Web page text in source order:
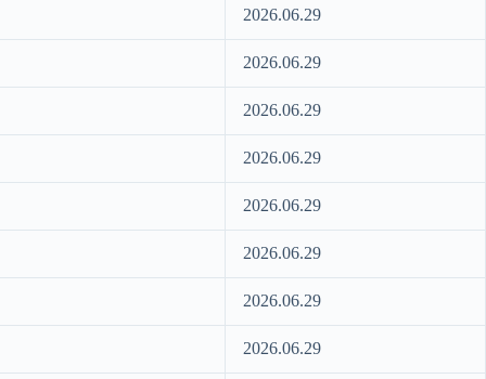
2026.06.29
2026.06.29
2026.06.29
2026.06.29
2026.06.29
2026.06.29
2026.06.29
2026.06.29